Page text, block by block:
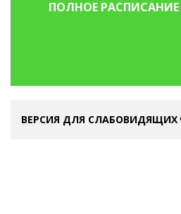
ПОЛНОЕ РАСПИСАНИЕ
ВЕРСИЯ ДЛЯ СЛАБОВИДЯЩИХ